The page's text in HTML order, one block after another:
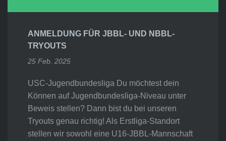
ANMELDUNG FÜR JBBL- UND NBBL-
TRYOUTS
25 Feb. 2025
USC-Jugendbundesliga Du möchtest dein
Können auf Jugendbundesliga-Niveau unter
Beweis stellen? Dann bist du bei unseren
Tryouts genau richtig! Als Erstliga-Standort
stellen wir sowohl eine U16-JBBL-Mannschaft